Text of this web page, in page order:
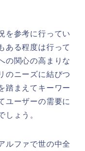
を参考に行ってい
ある程度は行って
の関心の高まりな
のニーズに結びつ
踏まえてキーワー
ユーザーの需要に
しょう。
ルファで世の中全